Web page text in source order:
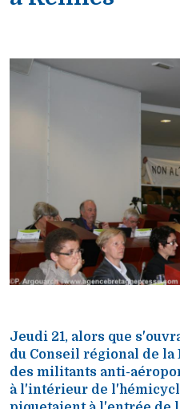
Jeudi 21, alors que
du Conseil régional de
des militants anti-
à l'intérieur de